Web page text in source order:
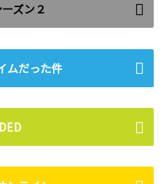
ズン２
ムだった件